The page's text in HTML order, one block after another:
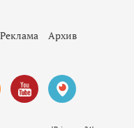
Реклама
Архив